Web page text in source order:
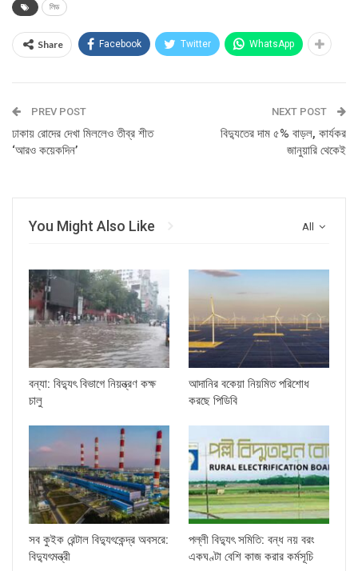
লিড
Share Facebook Twitter WhatsApp
PREV POST
ঢাকায় রোদের দেখা মিললেও তীব্র শীত
‘আরও কয়েকদিন’
NEXT POST
বিদ্যুতের দাম ৫% বাড়ল, কার্যকর
জানুয়ারি থেকেই
All
You Might Also Like
বন্যা: বিদ্যুৎ বিভাগে নিয়ন্ত্রণ কক্ষ
চালু
আদানির বকেয়া নিয়মিত পরিশোধ
করছে পিডিবি
সব কুইক রেন্টাল বিদ্যুৎকেন্দ্র অবসরে:
বিদ্যুৎমন্ত্রী
পল্লী বিদ্যুৎ সমিতি: বন্ধ নয় বরং
একঘণ্টা বেশি কাজ করার কর্মসূচি